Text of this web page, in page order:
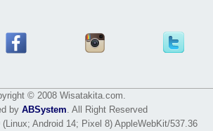
© 2008 Wisatakita.com.
by ABSystem. All Right Reserved
Android 14; Pixel 8) AppleWebKit/537.36